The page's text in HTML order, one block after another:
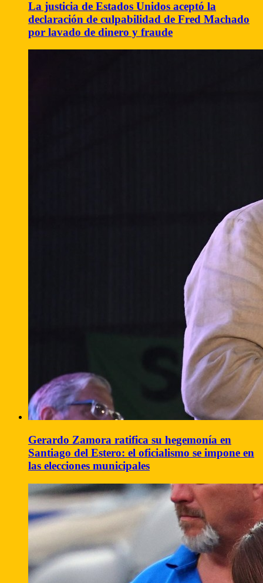
La justicia de Estados Unidos aceptó la
declaración de culpabilidad de Fred Machado
por lavado de dinero y fraude
Gerardo Zamora ratifica su hegemonía en
Santiago del Estero: el oficialismo se impone en
las elecciones municipales